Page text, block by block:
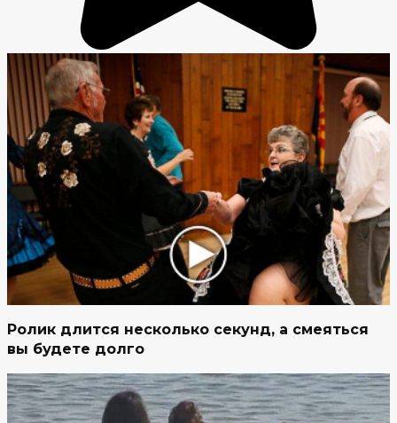
Ролик длится несколько секунд, а смеяться
вы будете долго